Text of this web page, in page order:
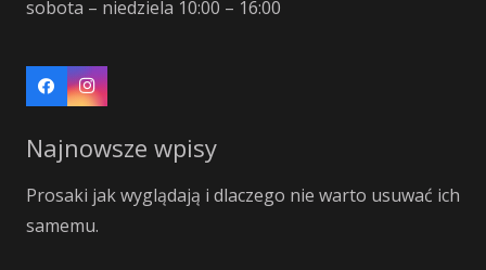
sobota – niedziela 10:00 – 16:00
Najnowsze wpisy
Prosaki jak wyglądają i dlaczego nie warto usuwać ich
samemu.